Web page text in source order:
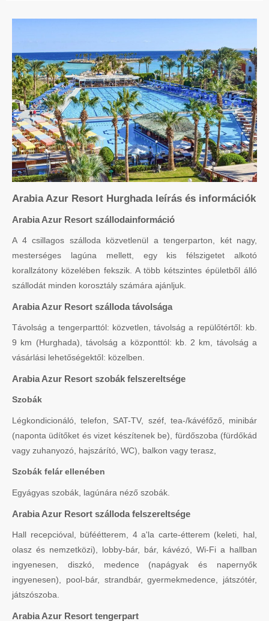
Arabia Azur Resort Hurghada leírás és információk
Arabia Azur Resort szállodainformáció
A 4 csillagos szálloda közvetlenül a tengerparton, két nagy,
mesterséges lagúna mellett, egy kis félszigetet alkotó
korallzátony közelében fekszik. A több kétszintes épületből álló
szállodát minden korosztály számára ajánljuk.
Arabia Azur Resort szálloda távolsága
Távolság a tengerparttól: közvetlen, távolság a repülőtértől: kb.
9 km (Hurghada), távolság a központtól: kb. 2 km, távolság a
vásárlási lehetőségektől: közelben.
Arabia Azur Resort szobák felszereltsége
Szobák
Légkondicionáló, telefon, SAT-TV, széf, tea-/kávéfőző, minibár
(naponta üdítőket és vizet készítenek be), fürdőszoba (fürdőkád
vagy zuhanyozó, hajszárító, WC), balkon vagy terasz,
Szobák felár ellenében
Egyágyas szobák, lagúnára néző szobák.
Arabia Azur Resort szálloda felszereltsége
Hall recepcióval, büféétterem, 4 a'la carte-étterem (keleti, hal,
olasz és nemzetközi), lobby-bár, bár, kávézó, Wi-Fi a hallban
ingyenesen, diszkó, medence (napágyak és napernyők
ingyenesen), pool-bár, strandbár, gyermekmedence, játszótér,
játszószoba.
Arabia Azur Resort tengerpart